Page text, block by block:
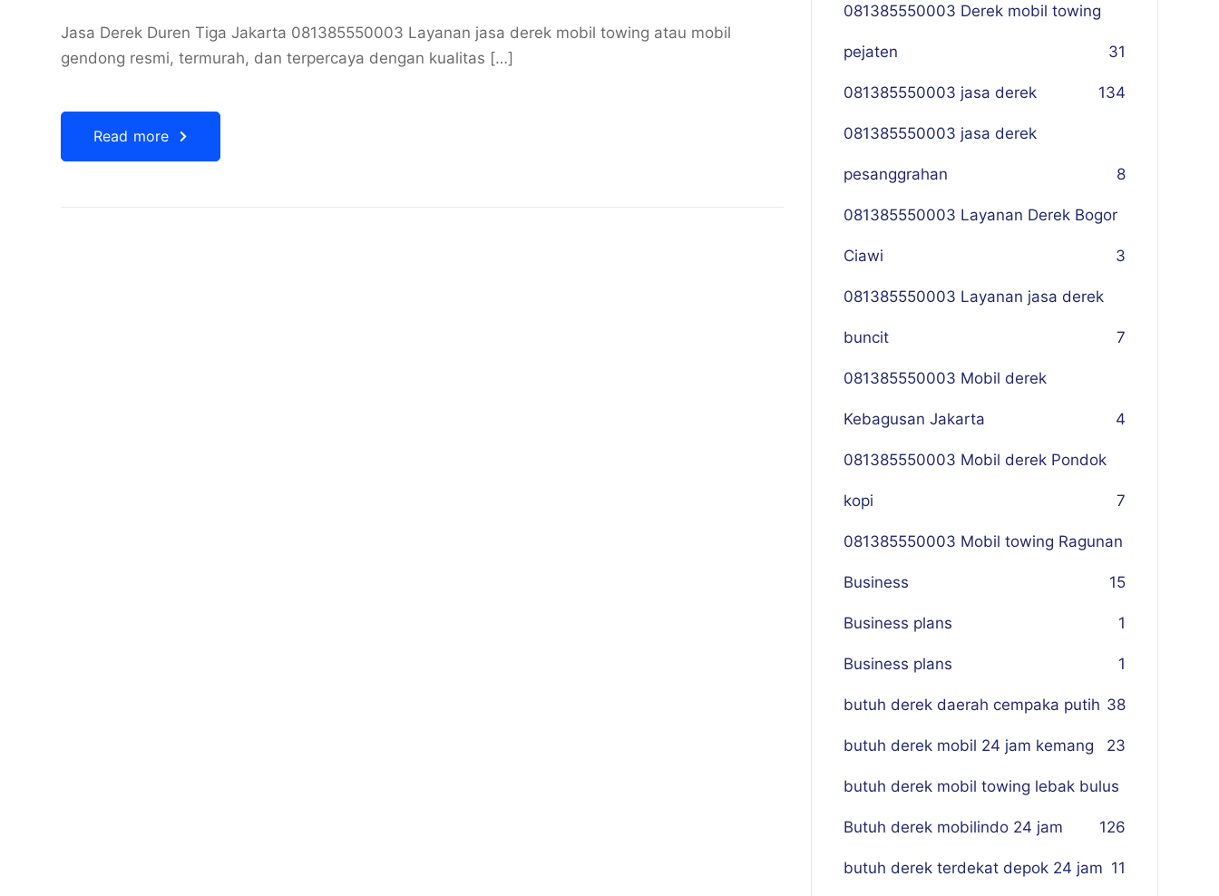
Jasa Derek Duren Tiga Jakarta 081385550003 Layanan jasa derek mobil towing atau mobil
gendong resmi, termurah, dan terpercaya dengan kualitas […]
Read more
081385550003 Derek mobil towing
pejaten 31
081385550003 jasa derek 134
081385550003 jasa derek
pesanggrahan 8
081385550003 Layanan Derek Bogor
Ciawi 3
081385550003 Layanan jasa derek
buncit 7
081385550003 Mobil derek
Kebagusan Jakarta 4
081385550003 Mobil derek Pondok
kopi 7
081385550003 Mobil towing Ragunan
5
Business 1
Business plans 1
Business plans 1
butuh derek daerah cempaka putih 38
butuh derek mobil 24 jam kemang 23
butuh derek mobil towing lebak bulus
26
Butuh derek mobilindo 24 jam 1
butuh derek terdekat depok 24 jam 11